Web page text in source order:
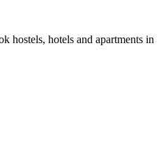
hostels, hotels and apartments in